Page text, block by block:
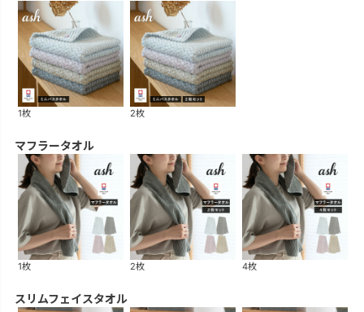
1枚 2枚
マフラータオル
1枚 2枚 4枚
スリムフェイスタオル